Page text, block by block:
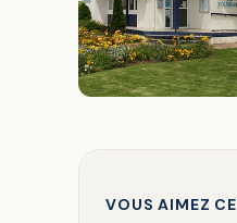
VOUS AIMEZ